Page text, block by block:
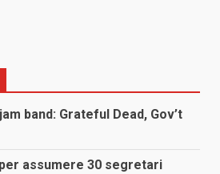
band: Grateful Dead, Gov’t
assumere 30 segretari